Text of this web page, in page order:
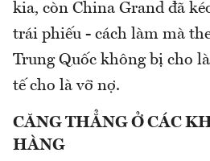
kia, còn China Grand đã
trái phiếu - cách làm mà
Trung Quốc không bị cho
tế cho là vỡ nợ.
CĂNG THẲNG Ở CÁC
HÀNG